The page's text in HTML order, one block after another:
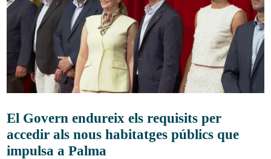
El Govern endureix els requisits per
accedir als nous habitatges públics que
impulsa a Palma